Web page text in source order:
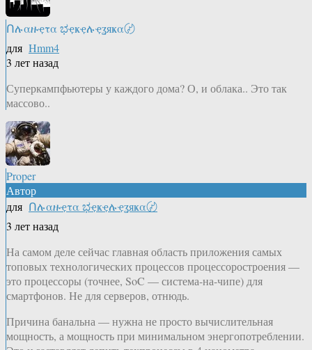
Ոሉαዙҿτα ಭҿҝҿሉҿʓяҝα〄
для Hmm4
3 лет назад
Суперкампфьютеры у каждого дома? О, и облака.. Это так
массово..
Proper
Автор
для Ոሉαዙҿτα ಭҿҝҿሉҿʓяҝα〄
3 лет назад
На самом деле сейчас главная область приложения самых
топовых технологических процессов процессоростроения —
это процессоры (точнее, SoC — система-на-чипе) для
смартфонов. Не для серверов, отнюдь.
Причина банальна — нужна не просто вычислительная
мощность, а мощность при минимальном энергопотреблении.